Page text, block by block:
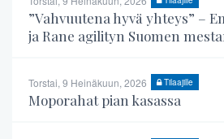
”Vahvuutena hyvä yhteys” –
ja Rane agilityn Suomen
Torstai, 9 Heinäkuun, 2026 Tilaajille
Moporahat pian kasassa